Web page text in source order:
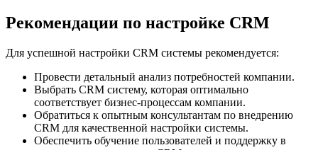
Рекомендации по настройке CRM
Для успешной настройки CRM системы рекомендуется:
Провести детальный анализ потребностей компании.
Выбрать CRM систему, которая оптимально
соответствует бизнес-процессам компании.
Обратиться к опытным консультантам по внедрению
CRM для качественной настройки системы.
Обеспечить обучение пользователей и поддержку в